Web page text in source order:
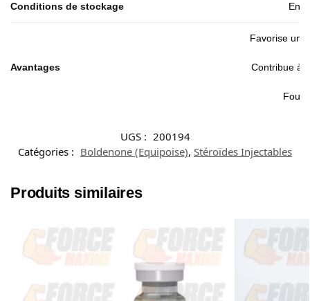
Conditions de stockage
Avantages
Favorise
Contribue à
UGS : 200194
Catégories : Boldenone (Equipoise), Stéroïdes Injectables
Produits similaires